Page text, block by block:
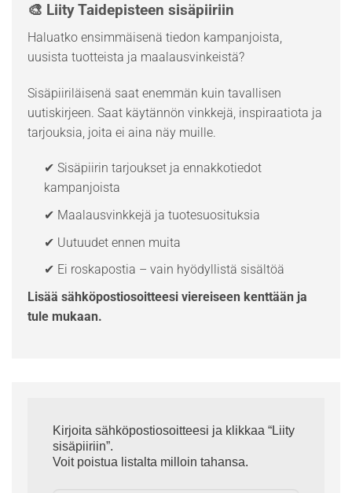
🎨 Liity Taidepisteen sisäpiiriin
Haluatko ensimmäisenä tiedon kampanjoista,
uusista tuotteista ja maalausvinkeistä?
Sisäpiiriläisenä saat enemmän kuin tavallisen
uutiskirjeen. Saat käytännön vinkkejä, inspiraatiota ja
tarjouksia, joita ei aina näy muille.
✔ Sisäpiirin tarjoukset ja ennakkotiedot
kampanjoista
✔ Maalausvinkkejä ja tuotesuosituksia
✔ Uutuudet ennen muita
✔ Ei roskapostia – vain hyödyllistä sisältöä
Lisää sähköpostiosoitteesi viereiseen kenttään ja
tule mukaan.
Kirjoita sähköpostiosoitteesi ja klikkaa “Liity
sisäpiiriin”.
Voit poistua listalta milloin tahansa.